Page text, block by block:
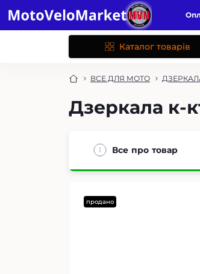
Каталог товарів
ВСЕ ДЛЯ МОТО
Дзеркала к-
Все про товар
продано